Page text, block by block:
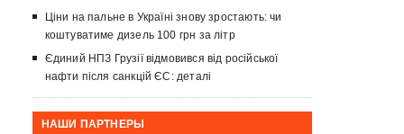
Ціни на пальне в Україні знову зростають: чи
коштуватиме дизель 100 грн за літр
Єдиний НПЗ Грузії відмовився від російської
нафти після санкцій ЄС: деталі
НАШИ ПАРТНЕРЫ